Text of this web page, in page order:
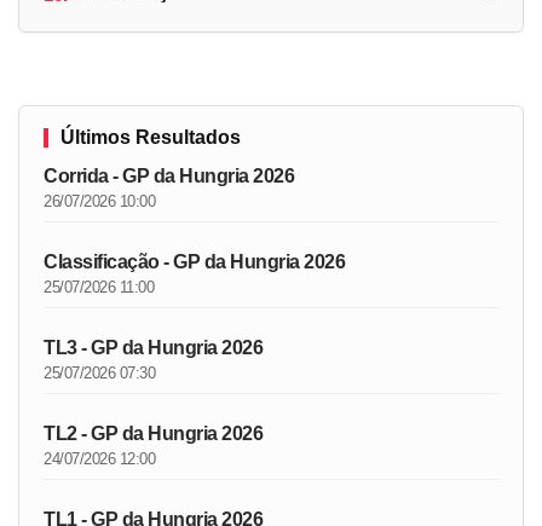
Últimos Resultados
Corrida - GP da Hungria 2026
26/07/2026 10:00
Classificação - GP da Hungria 2026
25/07/2026 11:00
TL3 - GP da Hungria 2026
25/07/2026 07:30
TL2 - GP da Hungria 2026
24/07/2026 12:00
TL1 - GP da Hungria 2026